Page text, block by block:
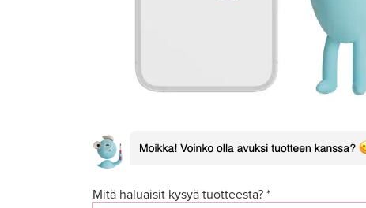
Mitä haluaisit kysyä tuotteesta? *